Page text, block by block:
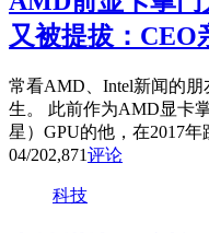
又被提拔：CEO
常看AMD、Intel新闻的朋
生。 此前作为AMD显卡
星）GPU的他，在2017
04/202,871评论
科技